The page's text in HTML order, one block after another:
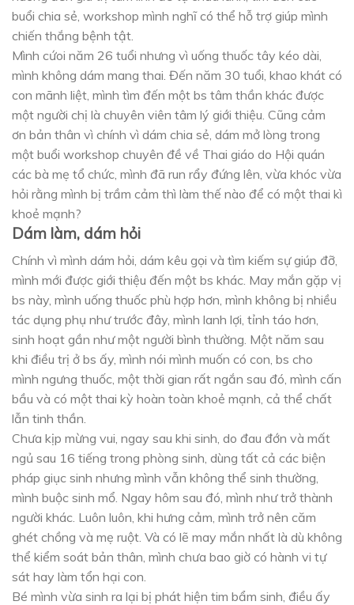
buổi chia sẻ, workshop mình nghĩ có thể hỗ trợ giúp mình
chiến thắng bệnh tật.
Mình cứoi năm 26 tuổi nhưng vì uống thuốc tây kéo dài,
mình không dám mang thai. Đến năm 30 tuổi, khao khát có
con mãnh liệt, mình tìm đến một bs tâm thần khác được
một người chị là chuyên viên tâm lý giới thiệu. Cũng cảm
ơn bản thân vì chính vì dám chia sẻ, dám mở lòng trong
một buổi workshop chuyên đề về Thai giáo do Hội quán
các bà mẹ tổ chức, mình đã run rẩy đứng lên, vừa khóc vừa
hỏi rằng mình bị trầm cảm thì làm thế nào để có một thai kì
khoẻ mạnh?
Dám làm, dám hỏi
Chính vì mình dám hỏi, dám kêu gọi và tìm kiếm sự giúp đỡ,
mình mới được giới thiệu đến một bs khác. May mắn gặp vị
bs này, mình uống thuốc phù hợp hơn, mình không bị nhiều
tác dụng phụ như trước đây, mình lanh lợi, tỉnh táo hơn,
sinh hoạt gần như một người bình thường. Một năm sau
khi điều trị ở bs ấy, mình nói mình muốn có con, bs cho
mình ngưng thuốc, một thời gian rất ngắn sau đó, mình cấn
bầu và có một thai kỳ hoàn toàn khoẻ mạnh, cả thể chất
lẫn tinh thần.
Chưa kịp mừng vui, ngay sau khi sinh, do đau đớn và mất
ngủ sau 16 tiếng trong phòng sinh, dùng tất cả các biện
pháp giục sinh nhưng mình vẫn không thể sinh thường,
mình buộc sinh mổ. Ngay hôm sau đó, mình như trở thành
người khác. Luôn luôn, khi hưng cảm, mình trở nên căm
ghét chồng và mẹ ruột. Và có lẽ may mắn nhất là dù không
thể kiểm soát bản thân, mình chưa bao giờ có hành vi tự
sát hay làm tổn hại con.
Bé mình vừa sinh ra lại bị phát hiện tim bẩm sinh, điều ấy